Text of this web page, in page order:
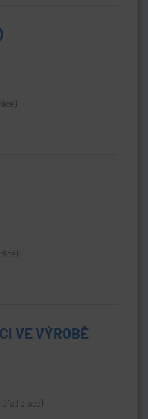
VE VÝROBĚ
práce)